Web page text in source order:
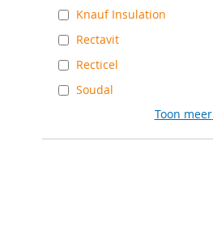
In Winkelwagen
In Winkelwagen
In Winkelwagen
In Winkelwagen
Knauf Insulation
Rectavit
Recticel
Soudal
Toon meer